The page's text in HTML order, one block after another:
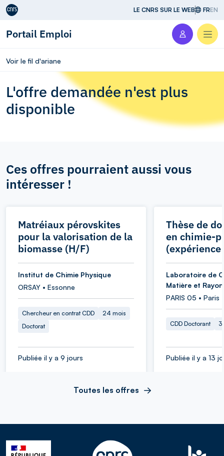
Aller au contenu LE CNRS SUR LE WEB FREN
Portail Emploi
Voir le fil d'ariane
L'offre demandée n'est plus
disponible
Ces offres pourraient aussi vous
intéresser !
Matréiaux pérovskites
pour la valorisation de la
biomasse (H/F)
Institut de Chimie Physique
ORSAY • Essonne
Chercheur en contrat CDD
24 mois
Doctorat
Publiée il y a 9 jours
Thèse de
en chimie-
Laboratoire de
Matière et
PARIS 05 • Paris
CDD Doctorant
Publiée il y a 13
Toutes les offres